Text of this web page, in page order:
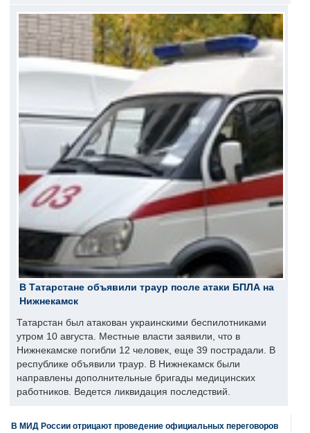
В Татарстане объявили траур после атаки БПЛА на
Нижнекамск
Татарстан был атакован украинскими беспилотниками
утром 10 августа. Местные власти заявили, что в
Нижнекамске погибли 12 человек, еще 39 пострадали. В
республике объявили траур. В Нижнекамск были
направлены дополнительные бригады медицинских
работников. Ведется ликвидация последствий.
В МИД России отрицают проведение официальных переговоров